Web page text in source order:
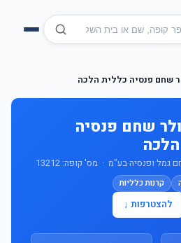
שחם פנסיה כללית הלכה
שחם פנסיה
ופנסיה בע"מ · מס' קופה: 13212
קרנות כלליות
להצטרפות ↓